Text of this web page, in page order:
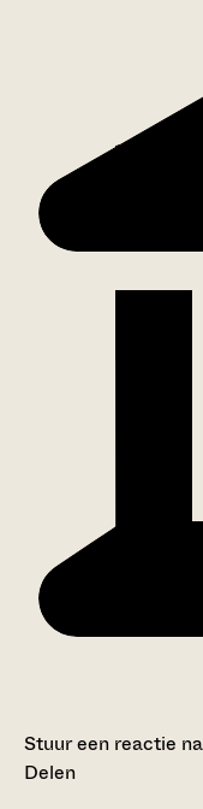
Stuur een reactie
Delen